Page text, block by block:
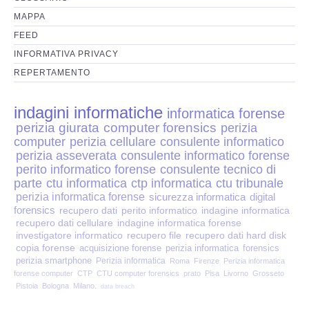
Perizia Stalking
Perizia Cyber Bullismo
Incarichi CTU e CTP
Perizia Centralini PBX e VOIP
Perizia Estimo
Perizia Documento informatico
Perizia Cloud
Perizia E-mail
Perizia Truffa Banca e Online
MAPPA
FEED
INFORMATIVA PRIVACY
REPERTAMENTO
indagini informatiche informatica forense
perizia giurata computer forensics perizia
computer perizia cellulare consulente informatico
perizia asseverata consulente informatico forense
perito informatico forense consulente tecnico di
parte ctu informatica ctp informatica ctu tribunale
perizia informatica forense sicurezza informatica digital
forensics recupero dati perito informatico indagine informatica
recupero dati cellulare indagine informatica forense
investigatore informatico recupero file recupero dati hard disk
copia forense acquisizione forense perizia informatica forensics
perizia smartphone Perizia informatica Roma Firenze Perizia informatica
forense computer CTP CTU computer forensics prato Pisa Livorno Grosseto
Pistoia
Bologna Milano. data breach